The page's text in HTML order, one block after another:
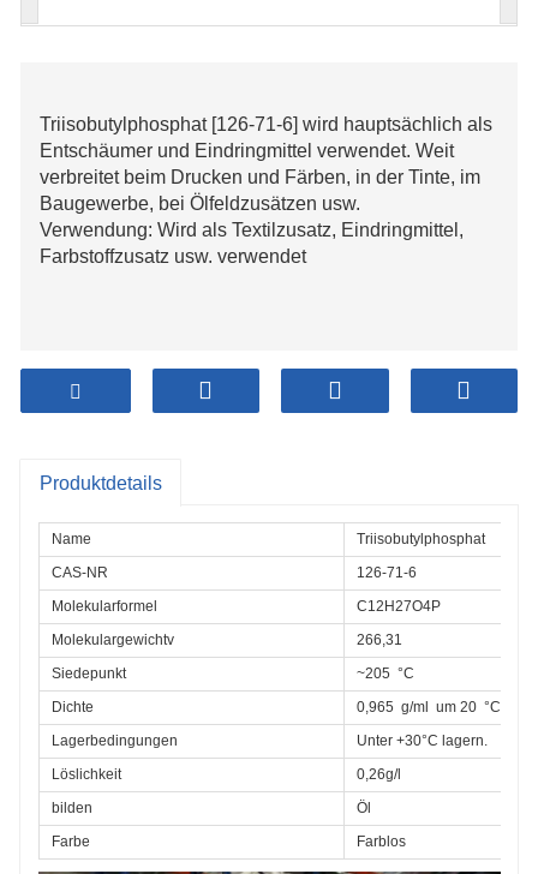
Triisobutylphosphat [126-71-6] wird hauptsächlich als
Entschäumer und Eindringmittel verwendet. Weit
verbreitet beim Drucken und Färben, in der Tinte, im
Baugewerbe, bei Ölfeldzusätzen usw.
Verwendung: Wird als Textilzusatz, Eindringmittel,
Farbstoffzusatz usw. verwendet
Produktdetails
Name
Triisobutylphosphat
CAS-NR
126-71-6
Molekularformel
C12H27O4P
Molekulargewichtv
266,31
Siedepunkt
~205  °C
Dichte
0,965  g/ml  um 20  °C
Lagerbedingungen
Unter +30°C lagern.
Löslichkeit
0,26g/l
bilden
Öl
Farbe
Farblos